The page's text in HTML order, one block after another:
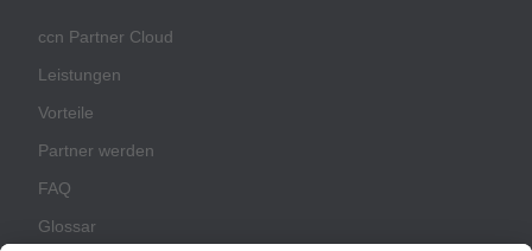
ccn Partner Cloud
Leistungen
Vorteile
Partner werden
FAQ
Glossar